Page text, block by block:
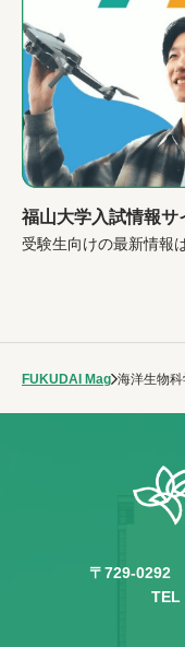
福山大学入試情報サ
受験生向けの最新情報
FUKUDAI Mag 海洋生物科
〒729-0292
TEL